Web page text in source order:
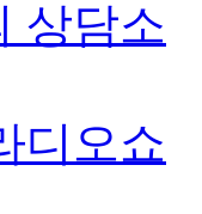
상담소
디오쇼